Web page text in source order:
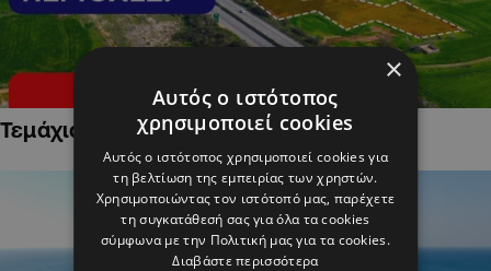
Τεμάχια Γης σε Οικιστικές Περιοχές
×
Αυτός ο ιστότοπος
χρησιμοποιεί cookies
Αυτός ο ιστότοπος χρησιμοποιεί cookies για
τη βελτίωση της εμπειρίας των χρηστών.
Χρησιμοποιώντας τον ιστότοπό μας, παρέχετε
τη συγκατάθεσή σας για όλα τα cookies
σύμφωνα με την Πολιτική μας για τα cookies.
Διαβάστε περισσότερα